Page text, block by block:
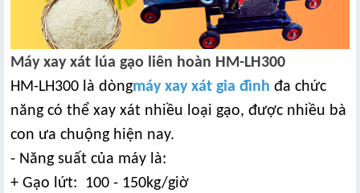
Máy xay xát lúa gạo liên hoàn HM-LH300
HM-LH300 là dòngmáy xay xát gia đình đa chức
năng có thể xay xát nhiều loại gạo, được nhiều bà
con ưa chuộng hiện nay.
- Năng suất của máy là:
+ Gạo lứt: 100 - 150kg/giờ